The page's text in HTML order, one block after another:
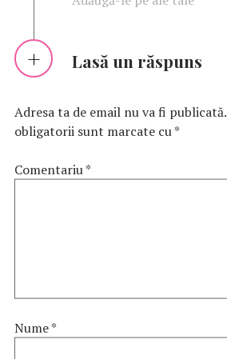
Lasă un răspuns
Adresa ta de email nu va fi publicată.
obligatorii sunt marcate cu*
Comentariu*
Nume*